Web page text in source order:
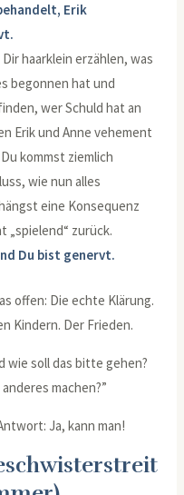
Erik
haarklein erzählen, was
begonnen hat und
wer Schuld hat an
Erik und Anne vehement
kommst ziemlich
wie nun alles
eine Konsequenz
„spielend“ zurück.
Du bist genervt.
offen: Die echte Klärung.
Kindern. Der Frieden.
wie soll das bitte gehen?
machen?”
Ja, kann man!